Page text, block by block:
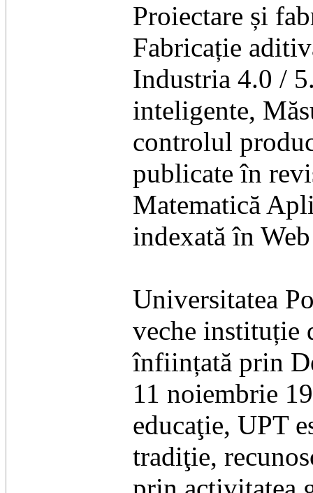
Proiectare și
Fabricație
Industria 4.0 /
inteligente,
controlul
publicate în
Matematică
indexată în
Universitatea
veche instituție
înființată prin
11 noiembrie
educaţie, UPT
tradiţie,